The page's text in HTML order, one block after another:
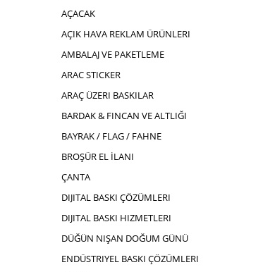
AÇACAK
AÇIK HAVA REKLAM ÜRÜNLERI
AMBALAJ VE PAKETLEME
ARAC STICKER
ARAÇ ÜZERI BASKILAR
BARDAK & FINCAN VE ALTLIĞI
BAYRAK / FLAG / FAHNE
BROŞÜR EL İLANI
ÇANTA
DIJITAL BASKI ÇÖZÜMLERI
DIJITAL BASKI HIZMETLERI
DÜĞÜN NIŞAN DOĞUM GÜNÜ
ENDÜSTRIYEL BASKI ÇÖZÜMLERI